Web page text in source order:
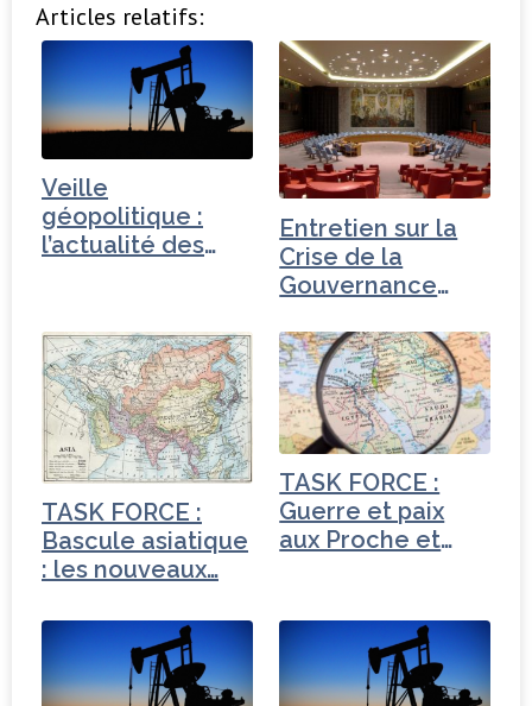
c
e
b
o
o
k
it
t
e
r
k
e
dI
n
ta
g
e
r
Articles relatifs:
Veille
géopolitique :
l’actualité des
Entretien sur la
Crise de la
Gouvernance
Mexique
TASK FORCE :
Bascule asiatique
: les nouveaux…
TASK FORCE :
Guerre et paix
aux Proche et